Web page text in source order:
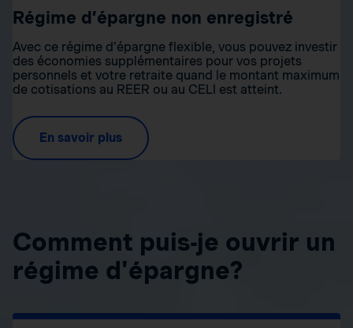
Régime d’épargne non enregistré
Avec ce régime d’épargne flexible, vous pouvez investir
des économies supplémentaires pour vos projets
personnels et votre retraite quand le montant maximum
de cotisations au REER ou au CELI est atteint.
En savoir plus
Comment puis-je ouvrir un
régime d'épargne?